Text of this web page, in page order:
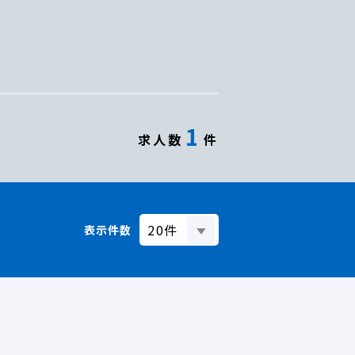
求人数 1 件
表示件数